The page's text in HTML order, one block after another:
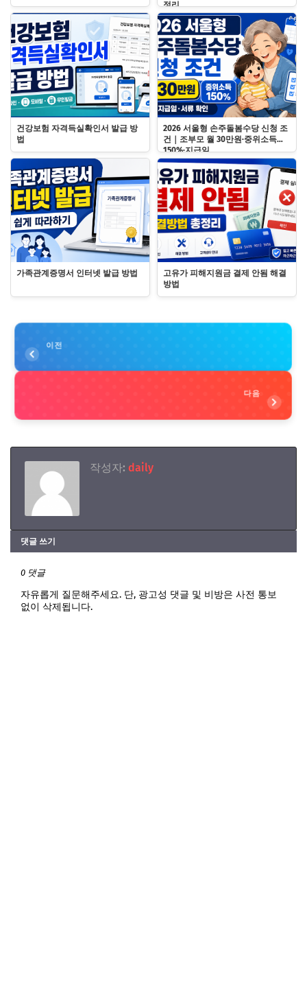
정리
건강보험 자격득실확인서 발급 방
법
2026 서울형 손주돌봄수당 신청 조
건｜조부모 월 30만원·중위소득
150%·지급일
가족관계증명서 인터넷 발급 방법
고유가 피해지원금 결제 안됨 해결
방법
이전
다음
작성자: daily
댓글 쓰기
0 댓글
자유롭게 질문해주세요. 단, 광고성 댓글 및 비방은 사전 통보
없이 삭제됩니다.